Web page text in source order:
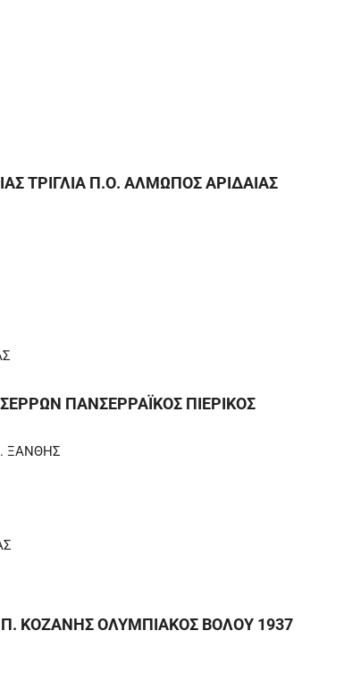
ΤΡΙΓΛΙΑ Π.Ο. ΑΛΜΩΠΟΣ ΑΡΙΔΑΙΑΣ
ΠΑΝΣΕΡΡΑΪΚΟΣ ΠΙΕΡΙΚΟΣ
ΞΑΝΘΗΣ
ΚΟΖΑΝΗΣ ΟΛΥΜΠΙΑΚΟΣ ΒΟΛΟΥ 1937